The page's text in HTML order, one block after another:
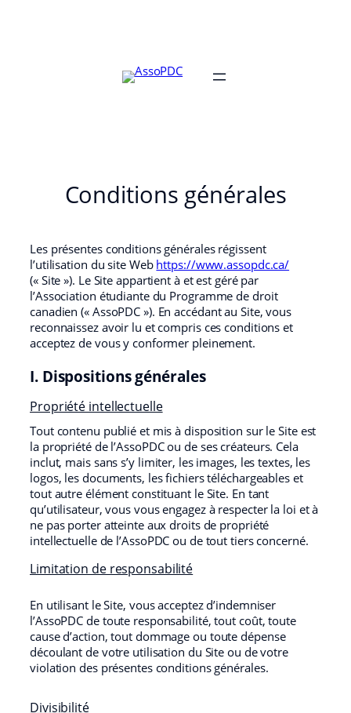
Conditions générales
Les présentes conditions générales régissent
l’utilisation du site Web https://www.assopdc.ca/
(« Site »). Le Site appartient à et est géré par
l’Association étudiante du Programme de droit
canadien (« AssoPDC »). En accédant au Site, vous
reconnaissez avoir lu et compris ces conditions et
acceptez de vous y conformer pleinement.
I. Dispositions générales
Propriété intellectuelle
Tout contenu publié et mis à disposition sur le Site est
la propriété de l’AssoPDC ou de ses créateurs. Cela
inclut, mais sans s’y limiter, les images, les textes, les
logos, les documents, les fichiers téléchargeables et
tout autre élément constituant le Site. En tant
qu’utilisateur, vous vous engagez à respecter la loi et à
ne pas porter atteinte aux droits de propriété
intellectuelle de l’AssoPDC ou de tout tiers concerné.
Limitation de responsabilité
En utilisant le Site, vous acceptez d’indemniser
l’AssoPDC de toute responsabilité, tout coût, toute
cause d’action, tout dommage ou toute dépense
découlant de votre utilisation du Site ou de votre
violation des présentes conditions générales.
Divisibilité